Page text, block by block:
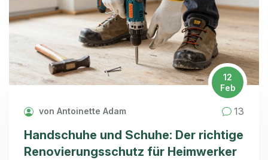
12
Feb
von Antoinette Adam 13
Handschuhe und Schuhe: Der richtige
Renovierungsschutz für Heimwerker